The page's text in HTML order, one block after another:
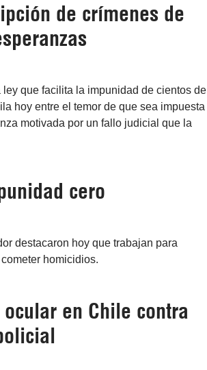
de crímenes de
que facilita la impunidad de cientos de
hoy entre el temor de que sea impuesta
motivada por un fallo judicial que la
cero
destacaron hoy que trabajan para
homicidios.
en Chile contra